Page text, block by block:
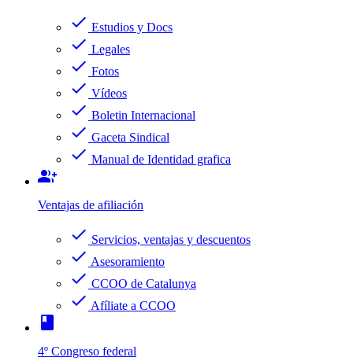
check Estudios y Docs
check Legales
check Fotos
check Vídeos
check Boletin Internacional
check Gaceta Sindical
check Manual de Identidad grafica
group_add
Ventajas de afiliación
check Servicios, ventajas y descuentos
check Asesoramiento
check CCOO de Catalunya
check Afíliate a CCOO
book
4º Congreso federal